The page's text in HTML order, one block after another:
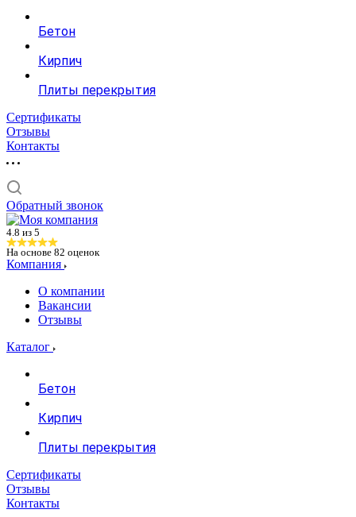
Бетон
Кирпич
Плиты перекрытия
Сертификаты
Отзывы
Контакты
Обратный звонок
4.8 из 5
На основе 82 оценок
Компания
О компании
Вакансии
Отзывы
Каталог
Бетон
Кирпич
Плиты перекрытия
Сертификаты
Отзывы
Контакты